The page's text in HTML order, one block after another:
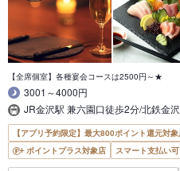
【全席個室】各種宴会コースは2500円～★
3001～4000円
JR金沢駅 兼六園口徒歩2分/北鉄金
【アプリ予約限定】最大800ポイント還元対
ポイントプラス対象店
スマート支払い可